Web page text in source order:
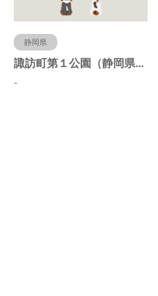
静岡県
諏訪町第１公園（静岡県静岡市）
-